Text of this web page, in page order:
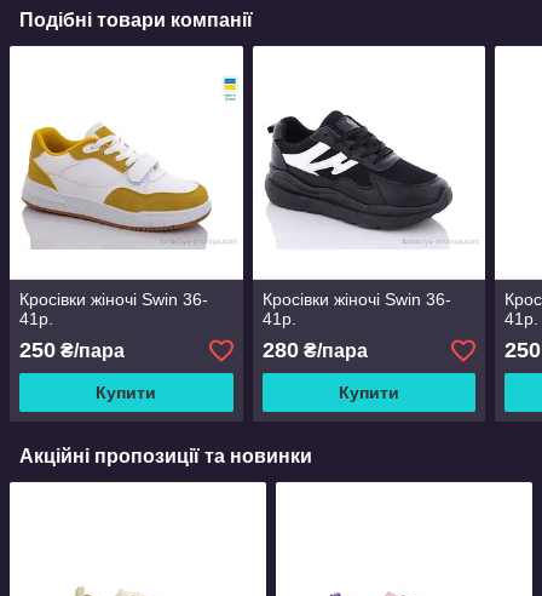
Подібні товари компанії
Кросівки жіночі Swin 36-
41р.
250 ₴/пара
Купити
Кросівки жіночі Swin 36-
41р.
280₴/пара
Купити
41р.
250
Акційні пропозиції та новинки